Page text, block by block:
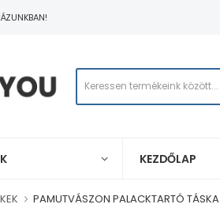
KEZDŐLAP
PAMUTVÁSZON PALACKTARTÓ TÁSKA